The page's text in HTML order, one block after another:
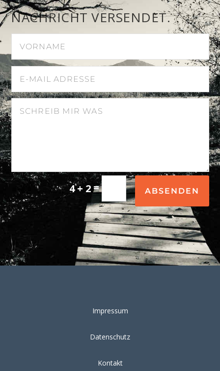
NACHRICHT VERSENDET.
4 + 2= ABSENDEN
Impressum
Datenschutz
Kontakt